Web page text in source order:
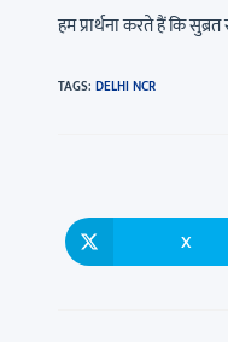
हम प्रार्थना करते हैं कि
TAGS: DELHI NCR
X